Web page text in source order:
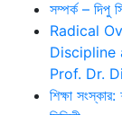
সম্পর্ক – দিপু
Radical
Discipline
Prof. Dr.
শিক্ষা